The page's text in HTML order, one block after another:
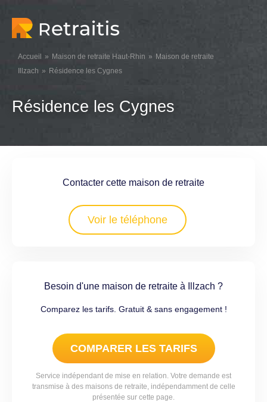
Accueil Maison de retraite Haut-Rhin
Maison de retraite
Illzach
Résidence les Cygnes
Résidence les Cygnes
Contacter cette maison de retraite
Voir le téléphone
Besoin d'une maison de retraite à Illzach ?
Comparez les tarifs. Gratuit & sans engagement !
COMPARER LES TARIFS
Service indépendant de mise en relation. Votre demande est
transmise à des maisons de retraite, indépendamment de celle
présentée sur cette page.